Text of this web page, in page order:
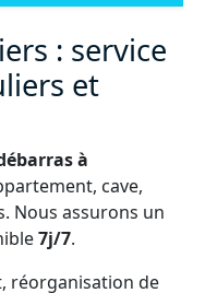
: service
et
à
cave,
Nous assurons un
7j/7.
réorganisation de